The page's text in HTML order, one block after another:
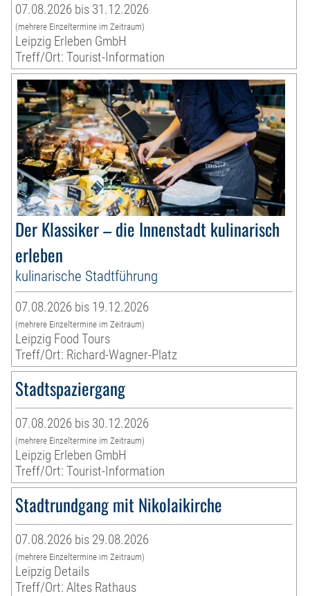
07.08.2026 bis 31.12.2026
(mehrere Einzeltermine im Zeitraum)
Leipzig Erleben GmbH
Treff/Ort: Tourist-Information
Der Klassiker – die Innenstadt kulinarisch
erleben
kulinarische Stadtführung
07.08.2026 bis 19.12.2026
(mehrere Einzeltermine im Zeitraum)
Leipzig Food Tours
Treff/Ort: Richard-Wagner-Platz
Stadtspaziergang
07.08.2026 bis 30.12.2026
(mehrere Einzeltermine im Zeitraum)
Leipzig Erleben GmbH
Treff/Ort: Tourist-Information
Stadtrundgang mit Nikolaikirche
07.08.2026 bis 29.08.2026
(mehrere Einzeltermine im Zeitraum)
Leipzig Details
Treff/Ort: Altes Rathaus